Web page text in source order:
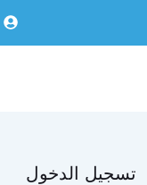
تسجيل الدخول